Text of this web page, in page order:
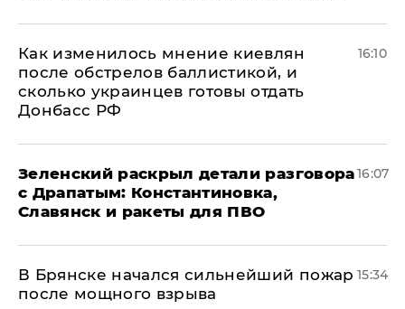
Как изменилось мнение киевлян
после обстрелов баллистикой, и
сколько украинцев готовы отдать
Донбасс РФ
16:10
​Зеленский раскрыл детали разговора
с Драпатым: Константиновка,
Славянск и ракеты для ПВО
16:07
В Брянске начался сильнейший пожар
после мощного взрыва
15:34